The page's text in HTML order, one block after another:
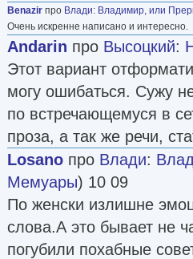
Benazir про Влади: Владимир, или
Очень искренне написано и интересно.
Andarin про Высоцкий:
Этот вариант
могу ошибаться. Сужу
по встречающемуся в
проза, а так же речи,
Losano про Влади:
Мемуары) 10 09
По женски излишне
слова.А это бывает не
погубили похабные